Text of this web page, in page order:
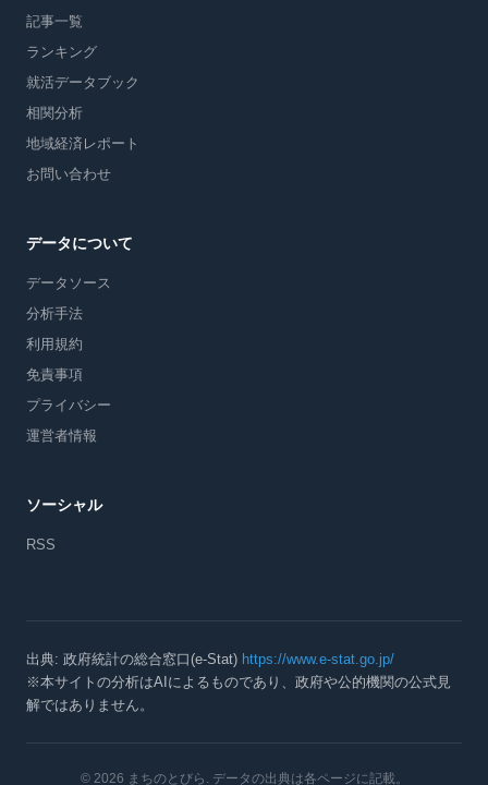
記事一覧
ランキング
就活データブック
相関分析
地域経済レポート
お問い合わせ
データについて
データソース
分析手法
利用規約
免責事項
プライバシー
運営者情報
ソーシャル
RSS
出典: 政府統計の総合窓口(e-Stat) https://www.e-stat.go.jp/
※本サイトの分析はAIによるものであり、政府や公的機関の公式見
解ではありません。
© 2026 まちのとびら . データの出典は各ページに記載。